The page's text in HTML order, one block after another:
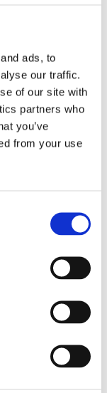
ads, to
our traffic.
of our site with
partners who
you’ve
from your use
di
nei
sub-
“squilibri
crescita del
degli
di risorse, il
della
dello
di Politica